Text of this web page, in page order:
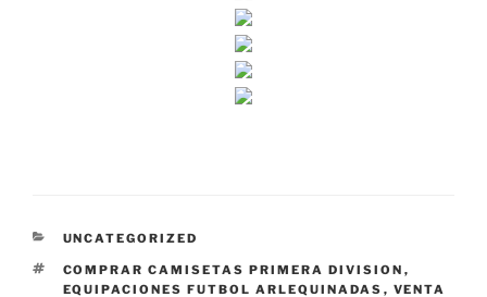
CATEGORÍAS
UNCATEGORIZED
ETIQUETAS
COMPRAR CAMISETAS PRIMERA DIVISION ,
EQUIPACIONES FUTBOL ARLEQUINADAS , VENTA